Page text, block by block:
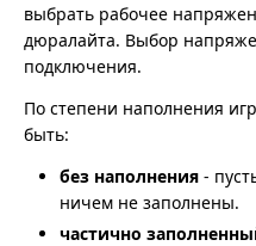
выбрать рабочее
дюралайта. Выбор
подключения.
По степени наполнения
быть:
без наполнения -
ничем не заполнены.
частично